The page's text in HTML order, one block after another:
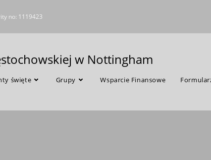
no: 1119423
w Nottingham
święte Grupy Wsparcie Finansowe